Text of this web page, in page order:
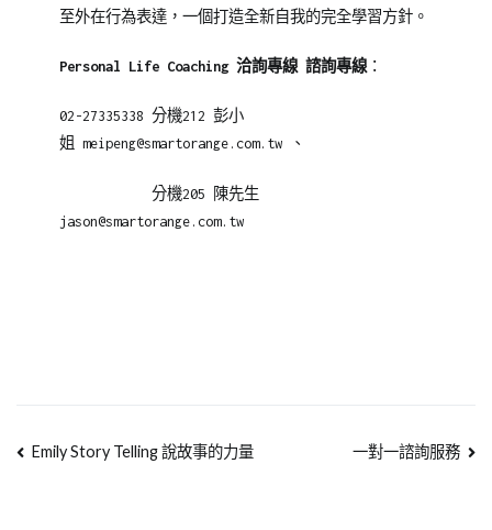
至外在行為表達，一個打造全新自我的完全學習方針。
Personal Life Coaching 洽詢專線 諮詢專線：
02-27335338 分機212 彭小
姐 meipeng@smartorange.com.tw 、
分機205 陳先生
jason@smartorange.com.tw
Emily Story Telling 說故事的力量 一對一諮詢服務